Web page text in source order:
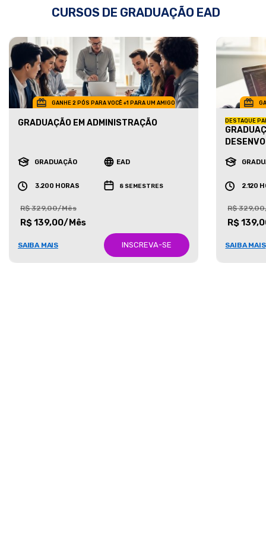
CURSOS DE GRADUAÇÃO EAD
GANHE 2 PÓS PARA VOCÊ +1 PARA UM AMIGO
GRADUAÇÃO EM ADMINISTRAÇÃO
GRADUAÇÃO EAD
3.200 HORAS 8 SEMESTRES
R$ 329,00/Mês
R$ 139,00/Mês
SAIBA MAIS INSCREVA-SE
DESTAQUE
2.120
R$
R$
SAIBA MAIS